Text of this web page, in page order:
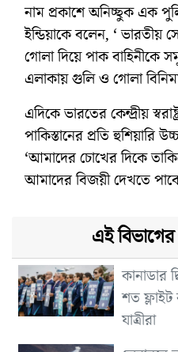
নাম প্রকাশে অনিচ্ছুক এক
ইন্ডিয়াকে বলেন, ‘ ভারতীয়
গোলা দিয়ে পাক বাহিনীকে
এলাকায় গুলি ও গোলা
এদিকে ভারতের কেন্দ্রীয়
পাকিস্তানের প্রতি হুশিয়ারি
‘আমাদের চোখের দিকে
আমাদের বিজয়ী দেখতে
এই
কানাডার
শত ফ্লাইট
যাত্রীরা